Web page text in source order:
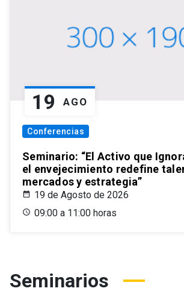
19 AGO
Conferencias
Seminario: “El Activo que
el envejecimiento redefine
mercados y estrategia”
19 de Agosto de 2026
09:00 a 11:00 horas
Seminarios